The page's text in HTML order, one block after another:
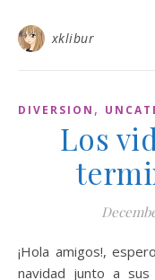
xklibur
DIVERSION ,
Los
¡Hola amigos!, espero que todos hayan pasado una linda
navidad junto a